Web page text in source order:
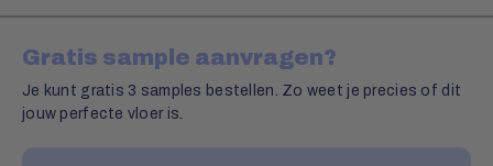
Gratis sample aanvragen?
Je kunt gratis 3 samples bestellen. Zo weet je precies of dit
jouw perfecte vloer is.